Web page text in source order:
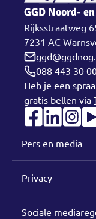
GGD Noord-
Rijksstraatweg
7231 AC
088 443 30
Heb je een
gratis bellen via
Pers en media
Privacy
Sociale